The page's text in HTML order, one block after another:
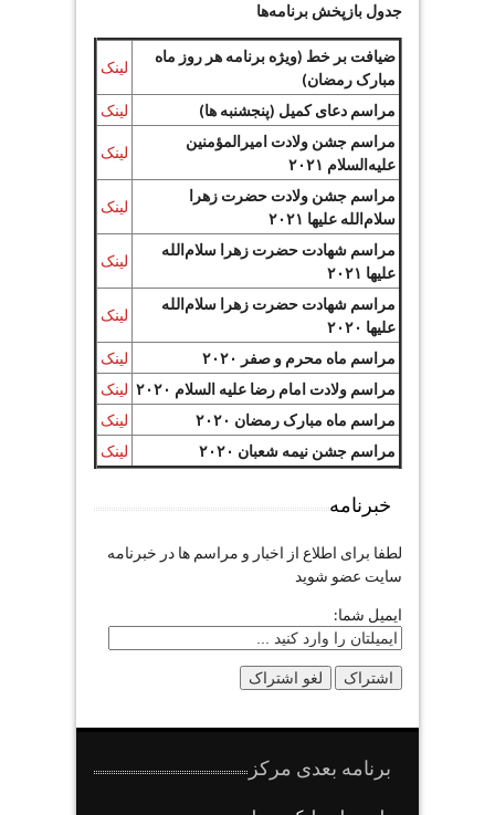
جدول بازپخش برنامه‌ها
ضیافت بر خط (ویژه برنامه هر روز ماه
مبارک رمضان)
لینک
مراسم دعای کمیل (پنجشنبه ها)
لینک
مراسم جشن ولادت امیرالمؤمنین
علیه‌السلام ۲۰۲۱
لینک
مراسم جشن ولادت حضرت زهرا
سلام‌الله علیها ۲۰۲۱
لینک
مراسم شهادت حضرت زهرا سلام‌الله
علیها ۲۰۲۱
لینک
مراسم شهادت حضرت زهرا سلام‌الله
علیها ۲۰۲۰
لینک
مراسم ماه محرم و صفر ۲۰۲۰
لینک
مراسم ولادت امام رضا علیه السلام ۲۰۲۰
لینک
مراسم ماه مبارک رمضان ۲۰۲۰
لینک
مراسم جشن نیمه شعبان ۲۰۲۰
لینک
خبرنامه
لطفا برای اطلاع از اخبار و مراسم ها در خبرنامه
سایت عضو شوید
ایمیل شما:
برنامه بعدی مرکز